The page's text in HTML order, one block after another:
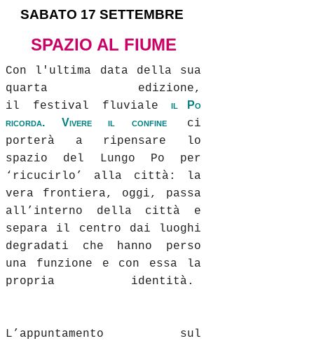
SABATO 17 SETTEMBRE
SPAZIO AL FIUME
Con l'ultima data della sua
quarta edizione,
il festival fluvialeil Po
ricorda. Vivere il confineci
porterà a ripensare lo
spazio del Lungo Po per
‘ricucirlo’ alla città: la
vera frontiera, oggi, passa
all’interno della città e
separa il centro dai luoghi
degradati che hanno perso
una funzione e con essa la
propria identità.
L’appuntamento sul